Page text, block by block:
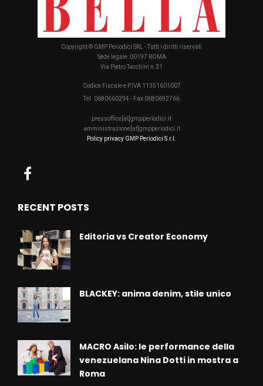
Copyright © GMP Periodici SRL - Tutti i diritti riservati
Sede legale: 00197 ROMA
Via Pietro Tacchini n.31
Codice Fiscale e P.IVA 11351601007
Tel. 0680660294 - Fax 0680692766
pressoffice[at]gmpperiodici.it
amministrazione[at]gmpperiodici.it
Policy privacy GMP Periodici S.r.l.
RECENT POSTS
Editoria vs Creator Economy
BLACKEY: anima denim, stile unico
MACRO Asilo: le performance della
venezuelana Nina Dotti in mostra a
Roma